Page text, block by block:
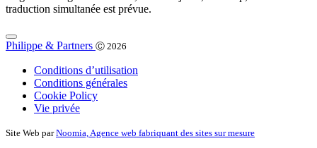
traduction simultanée est prévue.
Philippe & Partners Ⓒ 2026
Conditions d’utilisation
Conditions générales
Cookie Policy
Vie privée
Site Web parNoomia, Agence web fabriquant des sites sur mesure